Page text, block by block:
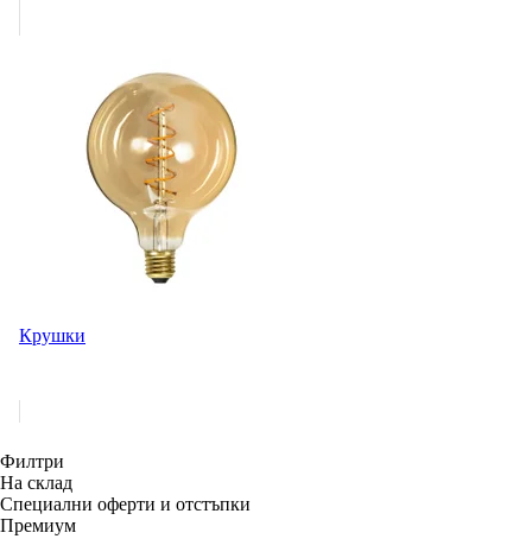
Крушки
Филтри
На склад
Специални оферти и отстъпки
Премиум